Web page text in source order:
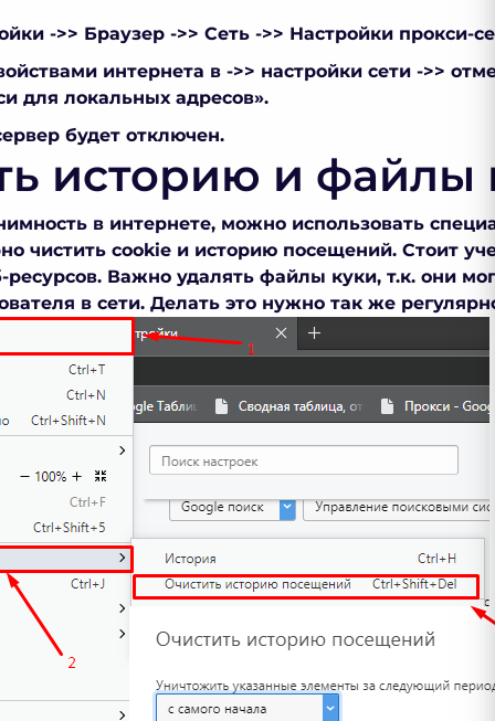
->> Браузер ->> Сеть ->> Настройки прокси-
интернета в ->> настройки сети ->>
для локальных адресов».
будет отключен.
историю и файлы
в интернете, можно использовать
чистить cookie и историю посещений. Стоит
Важно удалять файлы куки, т.к. они
в сети. Делать это нужно так же